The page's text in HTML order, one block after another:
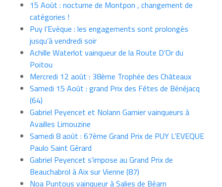
15 Août : nocturne de Montpon , changement de
catégories !
Puy l’Evèque : les engagements sont prolongés
jusqu’à vendredi soir
Achille Waterlot vainqueur de la Route D’Or du
Poitou
Mercredi 12 août : 38ème Trophée des Châteaux
Samedi 15 Août : grand Prix des Fêtes de Bénéjacq
(64)
Gabriel Peyencet et Nolann Garnier vainqueurs à
Availles Limouzine
Samedi 8 août : 67ème Grand Prix de PUY L’EVEQUE
Paulo Saint Gérard
Gabriel Peyencet s’impose au Grand Prix de
Beauchabrol à Aix sur Vienne (87)
Noa Puntous vainqueur à Salies de Béarn